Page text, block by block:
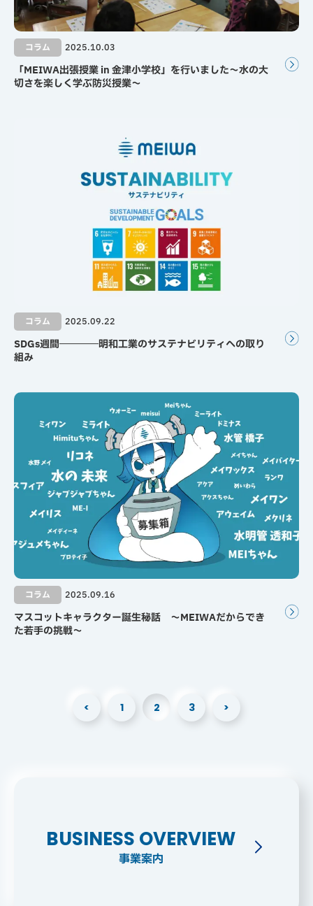
コラム 2025.10.03
「MEIWA出張授業 in 金津小学校」を行いました～水の大
切さを楽しく学ぶ防災授業～
コラム 2025.09.22
SDGs週間――――明和工業のサステナビリティへの取り
組み
コラム 2025.09.16
マスコットキャラクター誕生秘話 ～MEIWAだからでき
た若手の挑戦～
< 1 2 3 >
BUSINESS OVERVIEW
事業案内